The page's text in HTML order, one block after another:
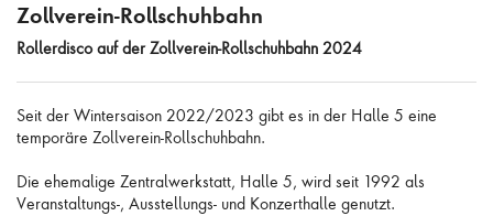
Zollverein-Rollschuhbahn
Rollerdisco auf der Zollverein-Rollschuhbahn 2024
Seit der Wintersaison 2022/2023 gibt es in der Halle 5 eine
temporäre Zollverein-Rollschuhbahn.
Die ehemalige Zentralwerkstatt, Halle 5, wird seit 1992 als
Veranstaltungs-, Ausstellungs- und Konzerthalle genutzt.